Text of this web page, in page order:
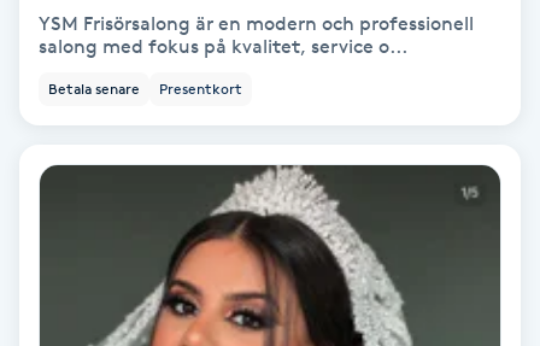
Sklerosering
Skägg
Skäggklippning
YSM Frisörsalong är en modern och professionell
salong med fokus på kvalitet, service o...
Betala senare Presentkort